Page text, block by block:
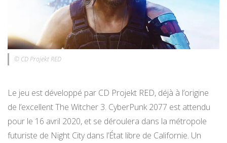
© CD Projekt RED
Le jeu est développé par CD Projekt RED, déjà à l’origine
de l’excellent The Witcher 3. CyberPunk 2077 est attendu
pour le 16 avril 2020, et se déroulera dans la métropole
futuriste de Night Citydans l’État libre de Californie. Un